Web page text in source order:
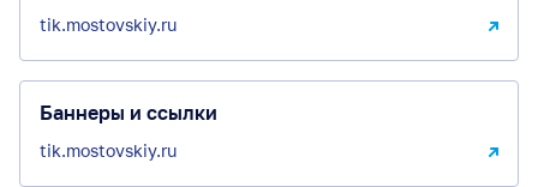
tik.mostovskiy.ru
Баннеры и ссылки
tik.mostovskiy.ru